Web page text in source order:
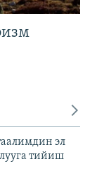
эл
тийиш